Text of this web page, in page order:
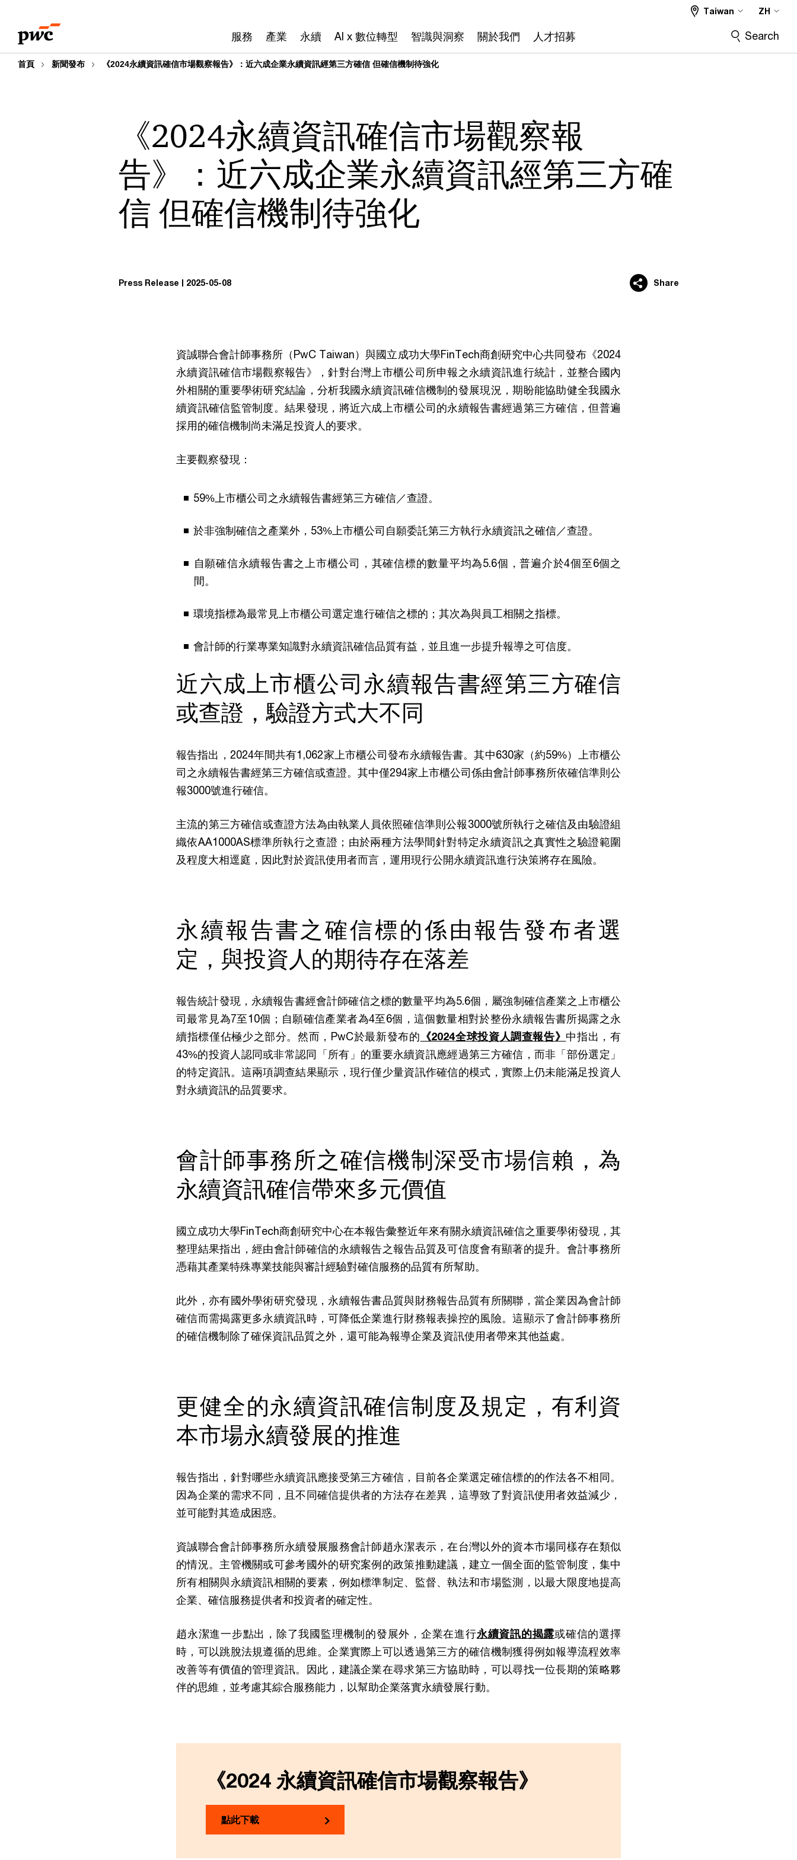
content
footer
服務 產業 永續 AI x 數位轉型 智識與洞察 關於我們 人才招募
Taiwan ZH
Search
首頁 新聞發布 《2024永續資訊確信市場觀察報告》：近六成企業永續資訊經第三方確信 但確信機制待強化
《2024永續資訊確信市場觀察報
告》：近六成企業永續資訊經第三方確
信 但確信機制待強化
Press Release 2025-05-08 Share
資誠聯合會計師事務所（PwC Taiwan）與國立成功大學FinTech商創研究中心共同發布《2024
永續資訊確信市場觀察報告》，針對台灣上市櫃公司所申報之永續資訊進行統計，並整合國內
外相關的重要學術研究結論，分析我國永續資訊確信機制的發展現況，期盼能協助健全我國永
續資訊確信監管制度。結果發現，將近六成上市櫃公司的永續報告書經過第三方確信，但普遍
採用的確信機制尚未滿足投資人的要求。
主要觀察發現：
59%上市櫃公司之永續報告書經第三方確信／查證。
於非強制確信之產業外，53%上市櫃公司自願委託第三方執行永續資訊之確信／查證。
自願確信永續報告書之上市櫃公司，其確信標的數量平均為5.6個，普遍介於4個至6個之
間。
環境指標為最常見上市櫃公司選定進行確信之標的；其次為與員工相關之指標。
會計師的行業專業知識對永續資訊確信品質有益，並且進一步提升報導之可信度。
近六成上市櫃公司永續報告書經第三方確信
或查證，驗證方式大不同
報告指出，2024年間共有1,062家上市櫃公司發布永續報告書。其中630家（約59%）上市櫃公
司之永續報告書經第三方確信或查證。其中僅294家上市櫃公司係由會計師事務所依確信準則公
報3000號進行確信。
主流的第三方確信或查證方法為由執業人員依照確信準則公報3000號所執行之確信及由驗證組
織依AA1000AS標準所執行之查證；由於兩種方法學間針對特定永續資訊之真實性之驗證範圍
及程度大相逕庭，因此對於資訊使用者而言，運用現行公開永續資訊進行決策將存在風險。
永續報告書之確信標的係由報告發布者選
定，與投資人的期待存在落差
報告統計發現，永續報告書經會計師確信之標的數量平均為5.6個，屬強制確信產業之上市櫃公
司最常見為7至10個；自願確信產業者為4至6個，這個數量相對於整份永續報告書所揭露之永
續指標僅佔極少之部分。然而，PwC於最新發布的 《2024全球投資人調查報告》 中指出，有
43%的投資人認同或非常認同「所有」的重要永續資訊應經過第三方確信，而非「部份選定」
的特定資訊。這兩項調查結果顯示，現行僅少量資訊作確信的模式，實際上仍未能滿足投資人
對永續資訊的品質要求。
會計師事務所之確信機制深受市場信賴，為
永續資訊確信帶來多元價值
國立成功大學FinTech商創研究中心在本報告彙整近年來有關永續資訊確信之重要學術發現，其
整理結果指出，經由會計師確信的永續報告之報告品質及可信度會有顯著的提升。會計事務所
憑藉其產業特殊專業技能與審計經驗對確信服務的品質有所幫助。
此外，亦有國外學術研究發現，永續報告書品質與財務報告品質有所關聯，當企業因為會計師
確信而需揭露更多永續資訊時，可降低企業進行財務報表操控的風險。這顯示了會計師事務所
的確信機制除了確保資訊品質之外，還可能為報導企業及資訊使用者帶來其他益處。
更健全的永續資訊確信制度及規定，有利資
本市場永續發展的推進
報告指出，針對哪些永續資訊應接受第三方確信，目前各企業選定確信標的的作法各不相同。
因為企業的需求不同，且不同確信提供者的方法存在差異，這導致了對資訊使用者效益減少，
並可能對其造成困惑。
資誠聯合會計師事務所永續發展服務會計師趙永潔表示，在台灣以外的資本市場同樣存在類似
的情況。主管機關或可參考國外的研究案例的政策推動建議，建立一個全面的監管制度，集中
所有相關與永續資訊相關的要素，例如標準制定、監督、執法和市場監測，以最大限度地提高
企業、確信服務提供者和投資者的確定性。
趙永潔進一步點出，除了我國監理機制的發展外，企業在進行永續資訊的揭露或確信的選擇
時，可以跳脫法規遵循的思維。企業實際上可以透過第三方的確信機制獲得例如報導流程效率
改善等有價值的管理資訊。因此，建議企業在尋求第三方協助時，可以尋找一位長期的策略夥
伴的思維，並考慮其綜合服務能力，以幫助企業落實永續發展行動。
《2024 永續資訊確信市場觀察報告》
點此下載